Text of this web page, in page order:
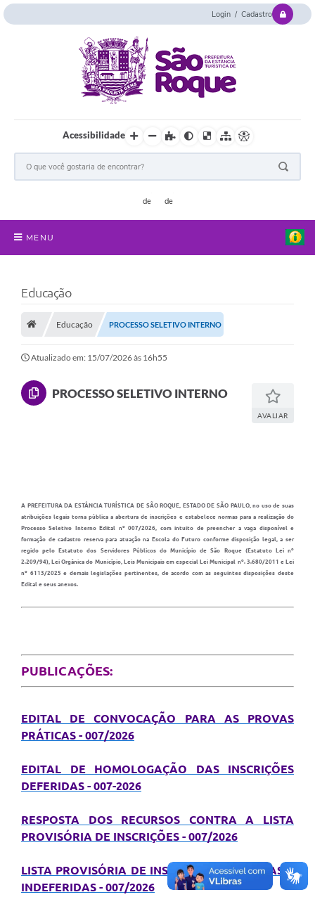
Login / Cadastro
Acessibilidade
MENU
Concurso e Seletivo
Terceiro Setor
Atribuições
Transparência
Lista Telefônica
A Nossa Cidade
Agenda de Eventos
Audiência Pública
Cadastro de voluntários - Lei n° 5.205/21
Consulta Pública: Revisão Plano Diretor
Creches
Cronograma coleta de lixo e seletiva
Biblioteca
Educação
Educação PROCESSO SELETIVO INTERNO
Atualizado em: 15/07/2026 às 16h55
PROCESSO SELETIVO INTERNO
AVALIAR
A PREFEITURA DA ESTÂNCIA TURÍSTICA DE SÃO ROQUE, ESTADO DE SÃO PAULO, no uso de suas
atribuições legais torna pública a abertura de inscrições e estabelece normas para a realização do
Processo Seletivo Interno Edital nº 007/2026, com intuito de preencher a vaga disponível e
formação de cadastro reserva para atuação na Escola do Futuro conforme disposição legal, a ser
regido pelo Estatuto dos Servidores Públicos do Município de São Roque (Estatuto Lei nº
2.209/94), Lei Orgânica do Município, Leis Municipais em especial Lei Municipal nº. 3.680/2011 e Lei
nº 6113/2025 e demais legislações pertinentes, de acordo com as seguintes disposições deste
Edital e seus anexos.
PUBLICAÇÕES:
EDITAL DE CONVOCAÇÃO PARA AS PROVAS
PRÁTICAS - 007/2026
EDITAL DE HOMOLOGAÇÃO DAS INSCRIÇÕES
DEFERIDAS - 007-2026
RESPOSTA DOS RECURSOS CONTRA A LISTA
PROVISÓRIA DE INSCRIÇÕES - 007/2026
LISTA PROVISÓRIA DE INSCRIÇÕES DEFERIDAS E
INDEFERIDAS - 007/2026